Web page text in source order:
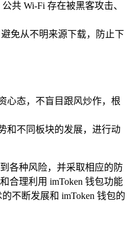
共 Wi-Fi 存在被黑客攻击、
免从不明来源下载，防止下
心态，不盲目跟风炒作，根
和不同板块的发展，进行动
各种风险，并采取相应的防
合理利用 imToken 钱包功能
不断发展和 imToken 钱包的